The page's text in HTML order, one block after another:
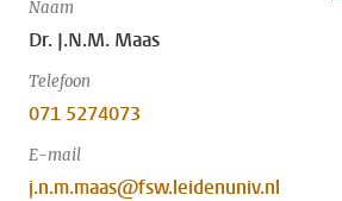
Naam
Dr. J.N.M. Maas
Telefoon
071 5274073
E-mail
j.n.m.maas@fsw.leidenuniv.nl